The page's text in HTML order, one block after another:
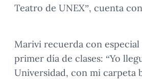
Teatro de UNEX”, cuenta
Marivi recuerda con
primer día de clases: “Yo
Universidad, con mi carpeta